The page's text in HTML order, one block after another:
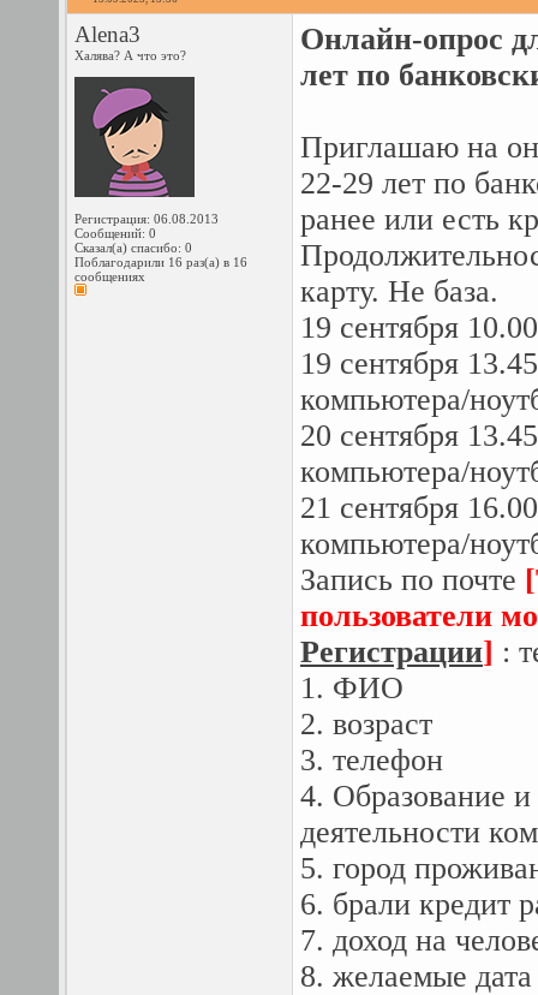
Alena3
Халява? А что это?
Регистрация: 06.08.2013
Сообщений: 0
Сказал(а) спасибо: 0
Поблагодарили 16 раз(а) в 16
сообщениях
Онлайн-опрос
лет по
Приглашаю на
22-29 лет по
ранее или есть
карту. Не база.
19 сентября
19 сентября
компьютера/
20 сентября
компьютера/
21 сентября
компьютера/
Запись по почте
пользователи
Регистрации] :
1. ФИО
2. возраст
3. телефон
4. Образование
деятельности
5. город
6. брали кредит
7. доход на
8. желаемые